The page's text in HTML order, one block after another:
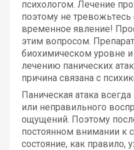
психологом. Лечение
поэтому не
временное явление!
этим вопросом.
биохимическом уровне
лечению панических
причина связана с
Паническая атака всегда
или неправильного
ощущений. Поэтому
постоянном внимании к
состояние, как правило,